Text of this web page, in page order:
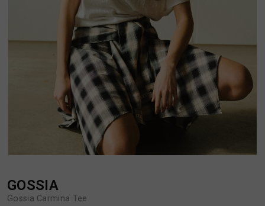
HANDSCHOENEN
OVERHEMDEN
GOSSIA
Gossia Carmina Tee